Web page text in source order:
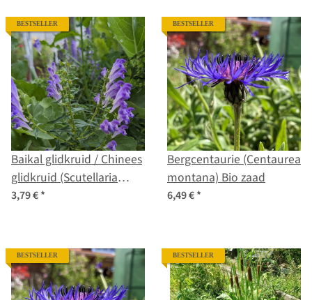
BESTSELLER
Baikal glidkruid / Chinees
glidkruid (Scutellaria
baicalensis)
3,79 €*
BESTSELLER
Bergcentaurie (Centaurea
montana) Bio zaad
6,49 €*
BESTSELLER BESTSELLER